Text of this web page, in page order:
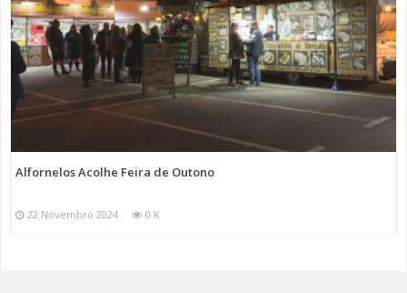
Alfornelos Acolhe Feira de Outono
22 Novembro 2024 0 K